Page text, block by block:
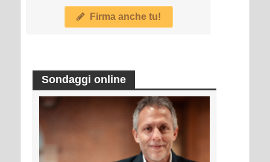
Firma anche tu!
Sondaggi online